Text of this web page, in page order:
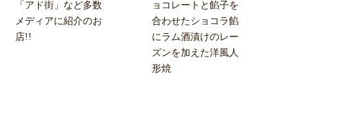
「アド街」など多数
メディアに紹介のお
店!!
ョコレートと餡子を
合わせたショコラ餡
にラム酒漬けのレー
ズンを加えた洋風人
形焼